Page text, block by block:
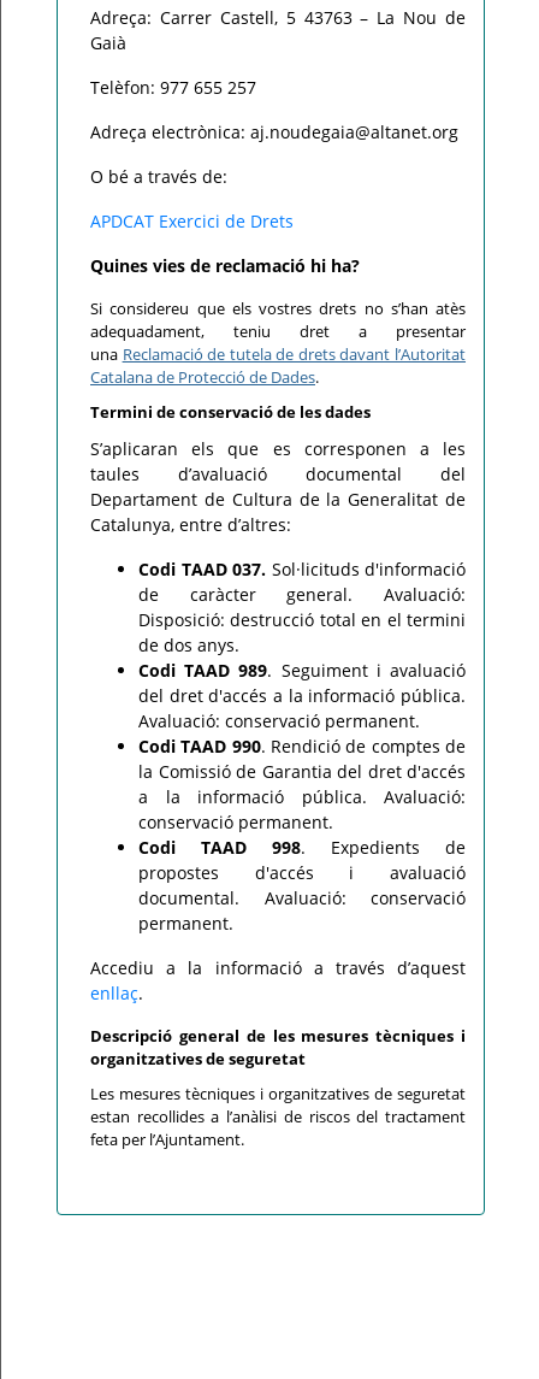
Adreça: Carrer Castell, 5 43763 – La Nou de
Gaià
Telèfon: 977 655 257
Adreça electrònica: aj.noudegaia@altanet.org
O bé a través de:
APDCAT Exercici de Drets
Quines vies de reclamació hi ha?
Si considereu que els vostres drets no s’han atès
adequadament, teniu dret a presentar
una Reclamació de tutela de drets davant l’Autoritat
Catalana de Protecció de Dades.
Termini de conservació de les dades
S’aplicaran els que es corresponen a les
taules d’avaluació documental del
Departament de Cultura de la Generalitat de
Catalunya, entre d’altres:
Codi TAAD 037. Sol·licituds d'informació
de caràcter general. Avaluació:
Disposició: destrucció total en el termini
de dos anys.
Codi TAAD 989. Seguiment i avaluació
del dret d'accés a la informació pública.
Avaluació: conservació permanent.
Codi TAAD 990. Rendició de comptes de
la Comissió de Garantia del dret d'accés
a la informació pública. Avaluació:
conservació permanent.
Codi TAAD 998. Expedients de
propostes d'accés i avaluació
documental. Avaluació: conservació
permanent.
Accediu a la informació a través d’aquest
enllaç.
Descripció general de les mesures tècniques i
organitzatives de seguretat
Les mesures tècniques i organitzatives de seguretat
estan recollides a l’anàlisi de riscos del tractament
feta per l’Ajuntament.